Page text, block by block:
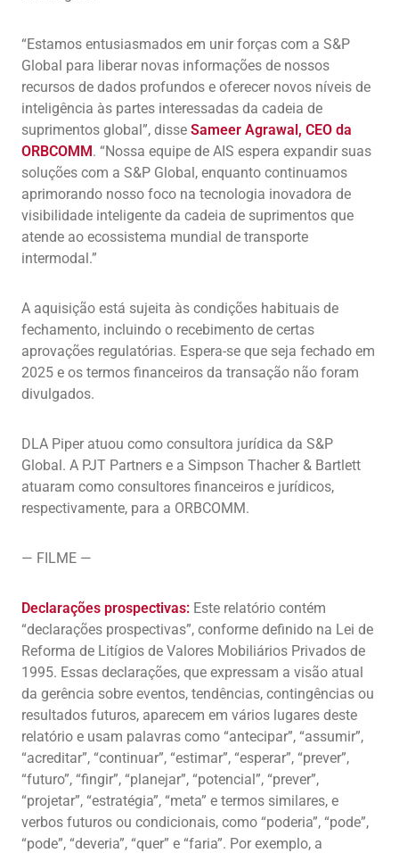
“Estamos entusiasmados em unir forças com a S&P
Global para liberar novas informações de nossos
recursos de dados profundos e oferecer novos níveis de
inteligência às partes interessadas da cadeia de
suprimentos global”, disse Sameer Agrawal, CEO da
ORBCOMM. “Nossa equipe de AIS espera expandir suas
soluções com a S&P Global, enquanto continuamos
aprimorando nosso foco na tecnologia inovadora de
visibilidade inteligente da cadeia de suprimentos que
atende ao ecossistema mundial de transporte
intermodal.”
A aquisição está sujeita às condições habituais de
fechamento, incluindo o recebimento de certas
aprovações regulatórias. Espera-se que seja fechado em
2025 e os termos financeiros da transação não foram
divulgados.
DLA Piper atuou como consultora jurídica da S&P
Global. A PJT Partners e a Simpson Thacher & Bartlett
atuaram como consultores financeiros e jurídicos,
respectivamente, para a ORBCOMM.
— FILME —
Declarações prospectivas: Este relatório contém
“declarações prospectivas”, conforme definido na Lei de
Reforma de Litígios de Valores Mobiliários Privados de
1995. Essas declarações, que expressam a visão atual
da gerência sobre eventos, tendências, contingências ou
resultados futuros, aparecem em vários lugares deste
relatório e usam palavras como “antecipar”, “assumir”,
“acreditar”, “continuar”, “estimar”, “esperar”, “prever”,
“futuro”, “fingir”, “planejar”, “potencial”, “prever”,
“projetar”, “estratégia”, “meta” e termos similares, e
verbos futuros ou condicionais, como “poderia”, “pode”,
“pode”, “deveria”, “quer” e “faria”. Por exemplo, a